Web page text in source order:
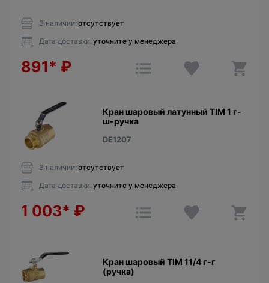
В наличии: отсутствует
Дата доставки: уточните у менеджера
891* ₽
Кран шаровый латунный TIM 1 г-
ш-ручка
DE1207
В наличии: отсутствует
Дата доставки: уточните у менеджера
1 003* ₽
Кран шаровый TIM 11/4 г-г
(ручка)